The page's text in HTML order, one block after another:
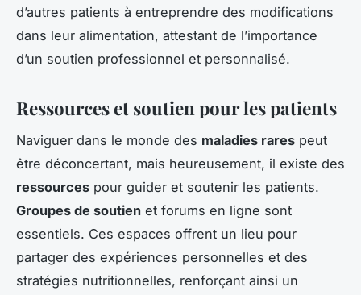
d’autres patients à entreprendre des modifications
dans leur alimentation, attestant de l’importance
d’un soutien professionnel et personnalisé.
Ressources et soutien pour les patients
Naviguer dans le monde des maladies rares peut
être déconcertant, mais heureusement, il existe des
ressources pour guider et soutenir les patients.
Groupes de soutien et forums en ligne sont
essentiels. Ces espaces offrent un lieu pour
partager des expériences personnelles et des
stratégies nutritionnelles, renforçant ainsi un